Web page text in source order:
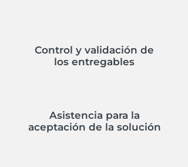
Control y validación de
los entregables
Asistencia para la
aceptación de la solución